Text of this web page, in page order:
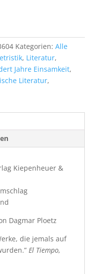
Kategorien: Alle
, Literatur,
Jahre Einsamkeit,
Literatur,
Kiepenheuer &
Dagmar Ploetz
die jemals auf
El Tiempo,